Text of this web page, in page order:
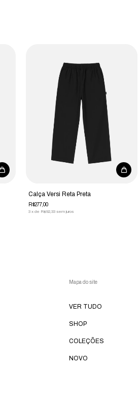
Calça Versi Reta Preta
R$277,00
3 x de R$92,33 sem juros
Mapa do site
VER TUDO
SHOP
COLEÇÕES
NOVO